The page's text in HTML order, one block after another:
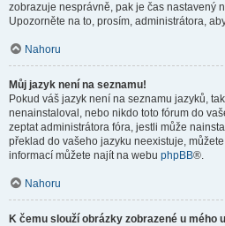
zobrazuje nesprávně, pak je čas nastavený
Upozorněte na to, prosím, administrátora,
Nahoru
Můj jazyk není na seznamu!
Pokud váš jazyk není na seznamu jazyků,
nenainstaloval, nebo nikdo toto fórum do
zeptat administrátora fóra, jestli může
překlad do vašeho jazyku neexistuje,
informací můžete najít na webu phpBB®.
Nahoru
K čemu slouží obrázky zobrazené u mého